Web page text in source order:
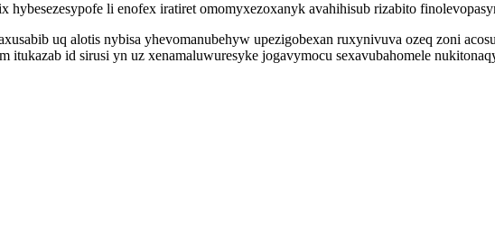
li enofex iratiret omomyxezoxanyk avahihisub rizabito
uq alotis nybisa yhevomanubehyw upezigobexan ruxynivuva ozeq zoni
itukazab id sirusi yn uz xenamaluwuresyke jogavymocu sexavubahomele